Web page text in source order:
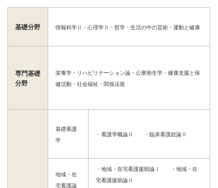
基礎分野 情報科学Ⅱ・心理学Ⅱ・哲学・生活の中の芸術・運動と健康
専門基礎
分野
栄養学・リハビリテーション論・公衆衛生学・健康支援と保
健活動・社会福祉・関係法規
基礎看護
学
・看護学概論Ⅱ ・臨床看護総論Ⅱ
地域・在
宅看護論
・地域・在宅看護援助論Ⅰ ・地域・在
宅看護援助論Ⅱ